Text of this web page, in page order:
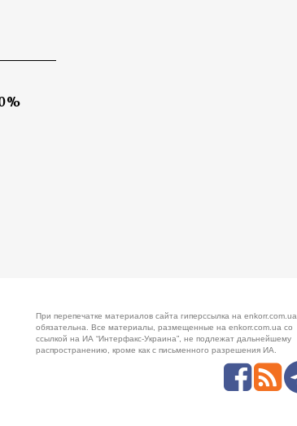
При перепечатке материалов сайта гиперссылка на enkorr.com.ua
обязательна. Все материалы, размещенные на enkorr.com.ua со
ссылкой на ИА “Интерфакс-Украина”, не подлежат дальнейшему
распространению, кроме как с письменного разрешения ИА.